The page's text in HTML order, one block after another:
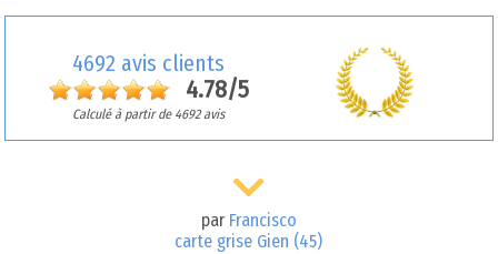
4692 avis clients
4.78/5
Calculé à partir de 4692 avis
par Francisco
carte grise Gien (45)